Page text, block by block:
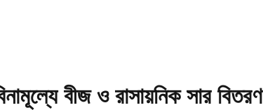
বীজ ও রাসায়নিক সার বিতরণ